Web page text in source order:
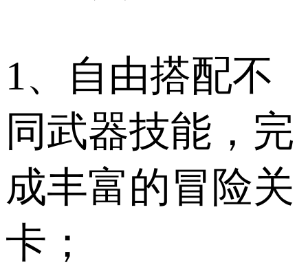
1、自由搭配不
同武器技能，完
成丰富的冒险关
卡；